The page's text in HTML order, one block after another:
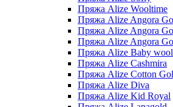
Пряжа Alize Wooltime
Пряжа Alize Angora
Пряжа Alize Angora
Пряжа Alize Angora
Пряжа Alize Baby wool
Пряжа Alize Cashmira
Пряжа Alize Cotton
Пряжа Alize Diva
Пряжа Alize Kid Royal